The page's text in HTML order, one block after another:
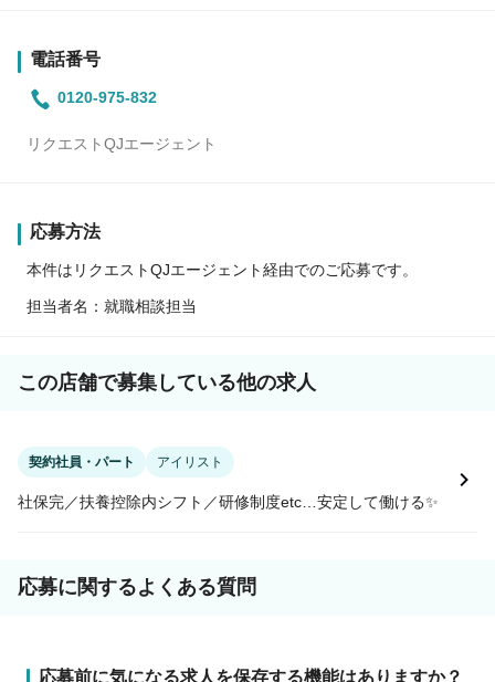
電話番号
0120-975-832
リクエストQJエージェント
応募方法
本件はリクエストQJエージェント経由でのご応募です。
担当者名：就職相談担当
この店舗で募集している他の求人
契約社員・パート アイリスト
社保完／扶養控除内シフト／研修制度etc…安定して働ける✨
応募に関するよくある質問
応募前に気になる求人を保存する機能はありますか？